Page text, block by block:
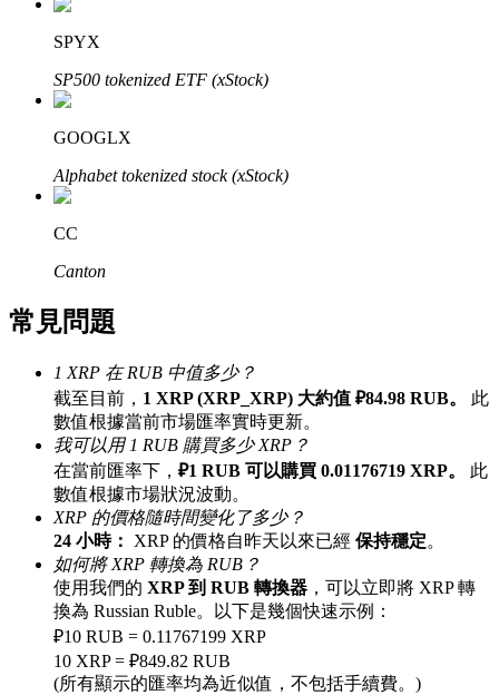
合夥人計劃
Bitrue渠道合伙人
最高達65%佣金！
邀请好友
邀請朋友獲得現金獎勵
SPYX
SP500 tokenized ETF (xStock)
GOOGLX
Alphabet tokenized stock (xStock)
CC
Canton
常見問題
1 XRP 在 RUB 中值多少？
截至目前， 1 XRP (XRP_XRP) 大約值 ₽84.98 RUB。
此
數值根據當前市場匯率實時更新。
我可以用 1 RUB 購買多少 XRP？
在當前匯率下， ₽1 RUB 可以購買 0.01176719 XRP。
此
數值根據市場狀況波動。
XRP 的價格隨時間變化了多少？
24 小時：
XRP 的價格自昨天以來已經 保持穩定。
如何將 XRP 轉換為 RUB？
使用我們的 XRP 到 RUB 轉換器 ，可以立即將 XRP 轉
換為 Russian Ruble。以下是幾個快速示例：
₽10 RUB = 0.11767199 XRP
10 XRP = ₽849.82 RUB
(所有顯示的匯率均為近似值，不包括手續費。)